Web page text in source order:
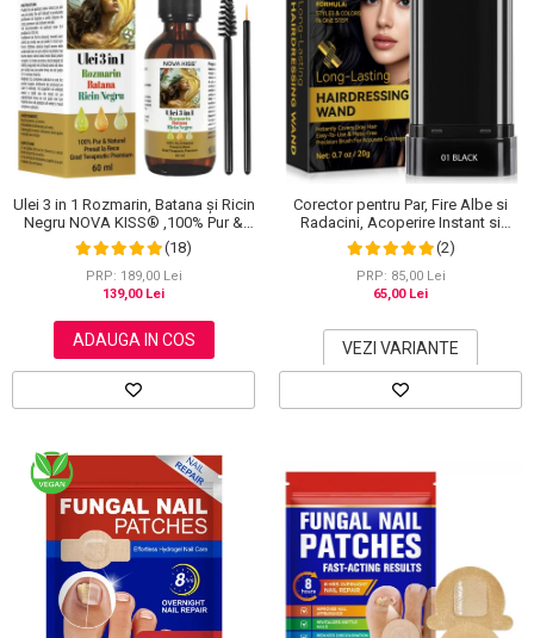
Ulei 3 in 1 Rozmarin, Batana și Ricin
Negru NOVA KISS® ,100% Pur &
Natural, Grad Terapeutic Premium,
pentru Cresterea Parului, Tratarea
Scalpului si Pielii, 60 ml
(18)
PRP: 189,00 Lei
139,00 Lei
ADAUGA IN COS
Corector pentru Par, Fire Albe si
Radacini, Acoperire Instant si
Rezistenta la Transfer, 20 g
(2)
PRP: 85,00 Lei
65,00 Lei
VEZI VARIANTE